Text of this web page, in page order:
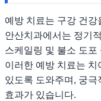
예방 치료는 구강 건
안산치과에서는 정기
스케일링 및 불소 도
이러한 예방 치료는
있도록 도와주며, 궁
효과가 있습니다.